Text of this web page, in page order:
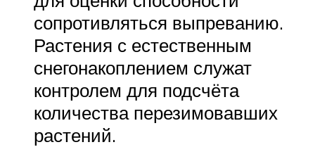
сопротивляться выпреванию.
Растения с естественным
снегонакоплением служат
контролем для подсчёта
количества перезимовавших
растений.